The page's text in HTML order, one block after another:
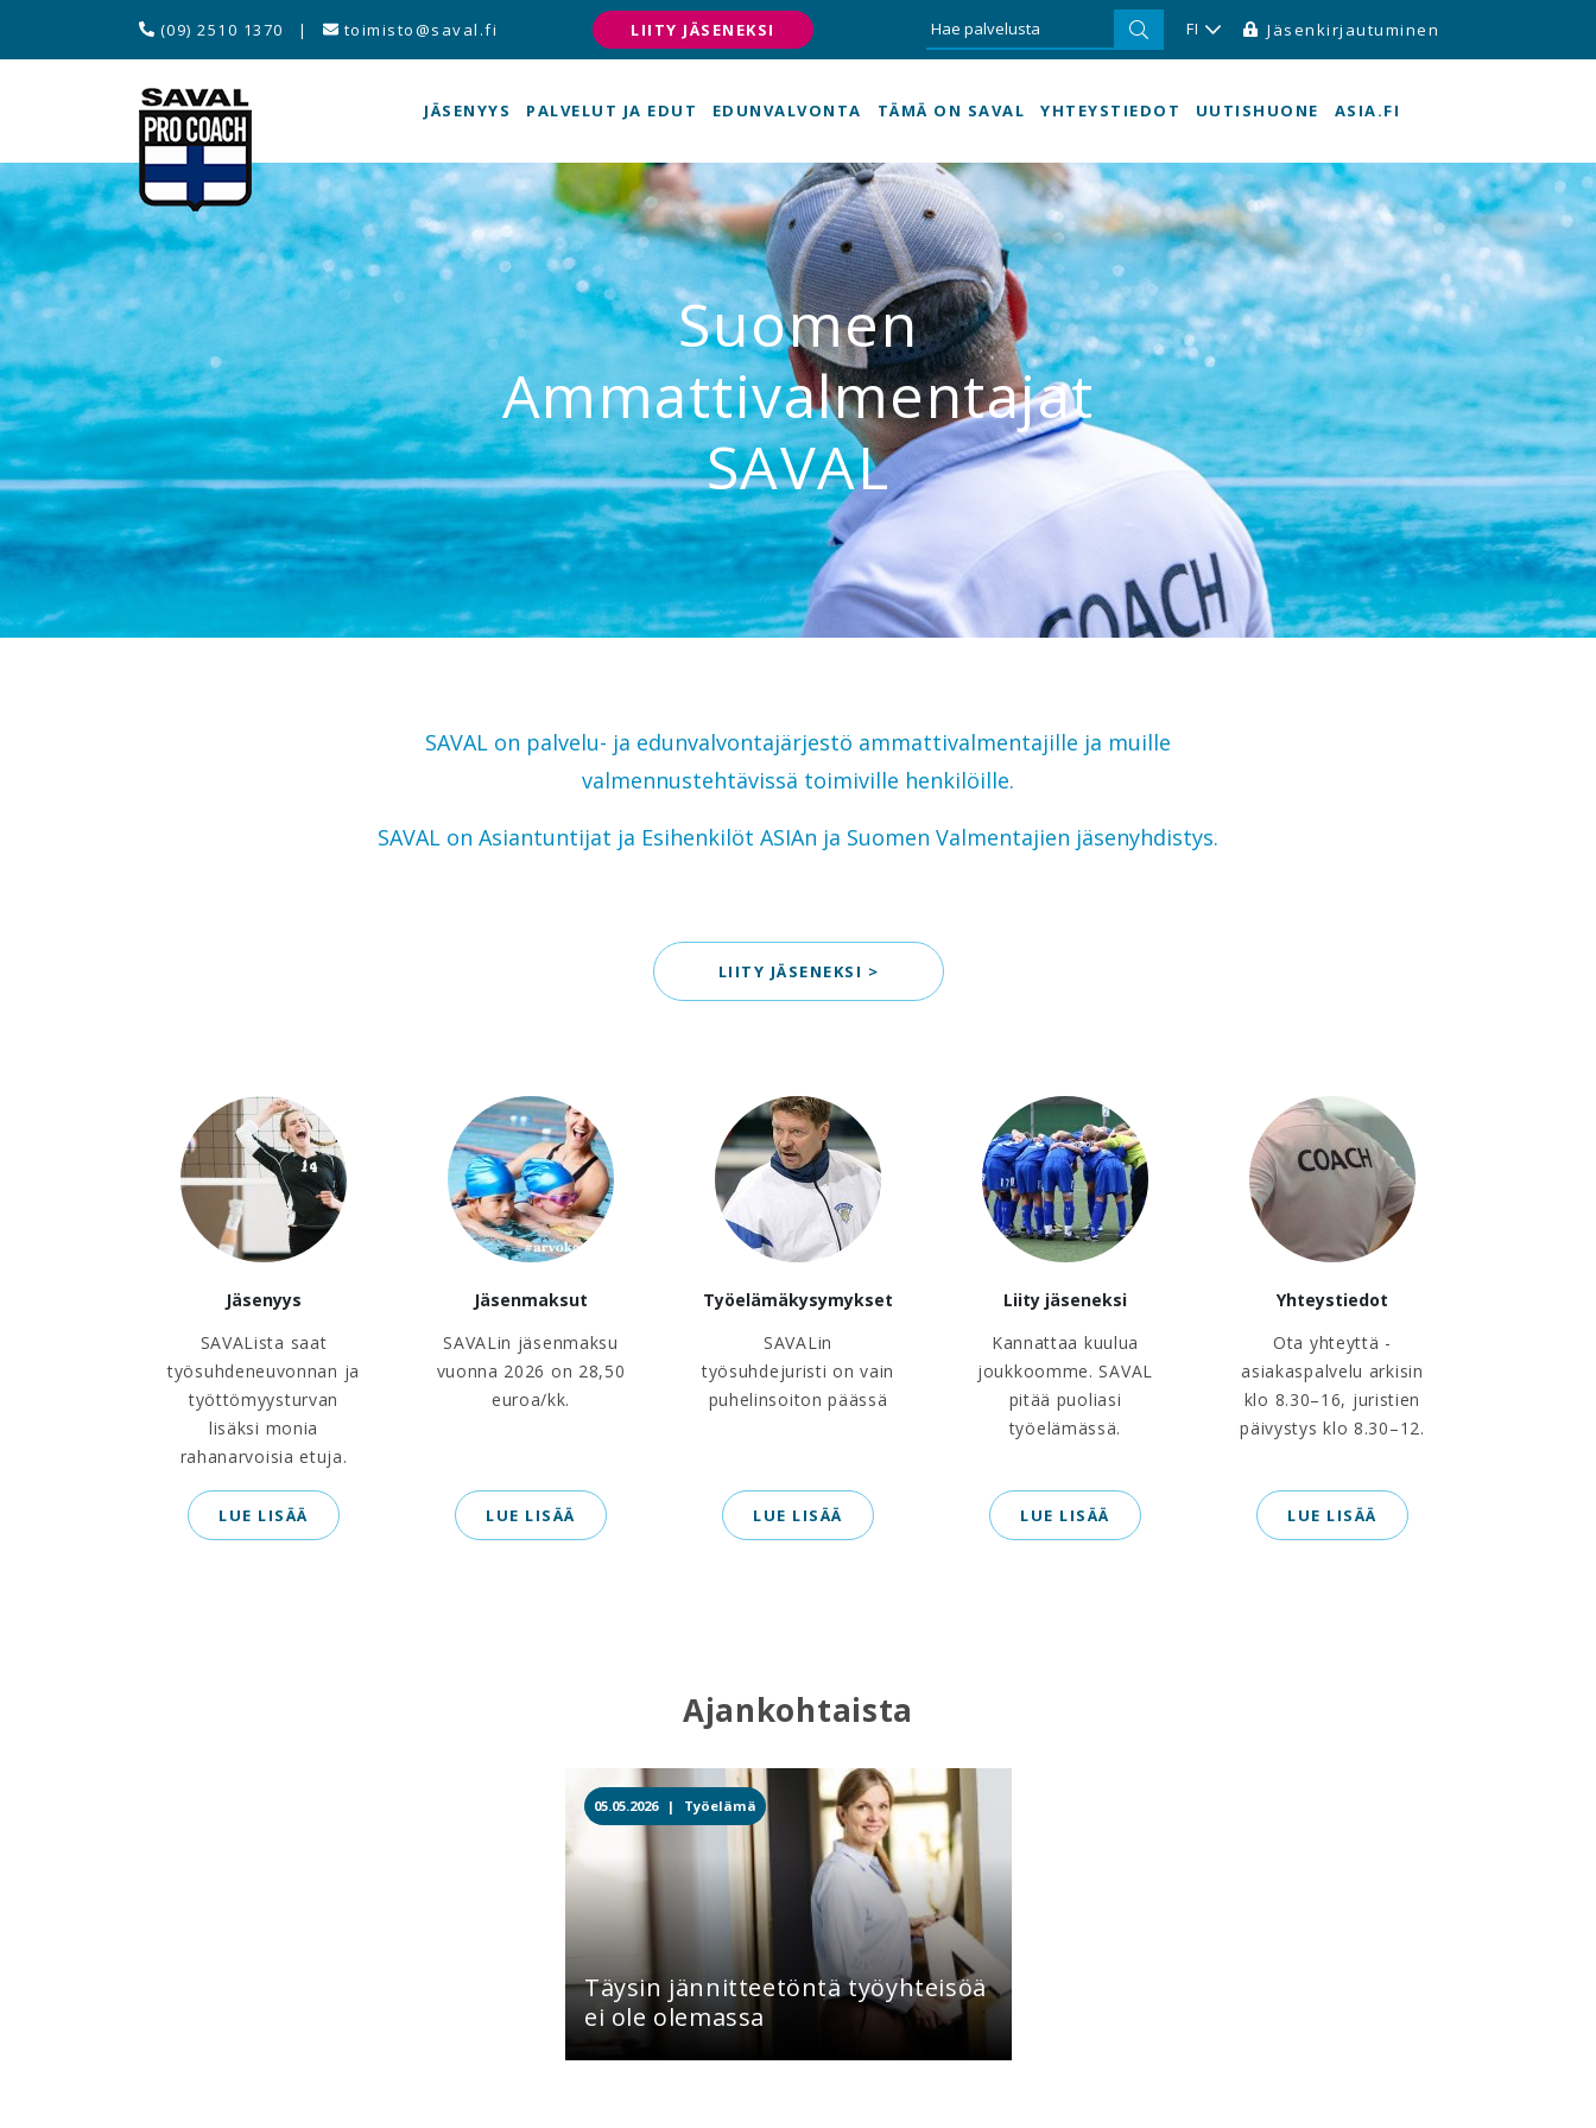
(09) 2510 1370 | toimisto@saval.fi LIITY JÄSENEKSI FI Jäsenkirjautuminen
JÄSENYYS PALVELUT JA EDUT EDUNVALVONTA TÄMÄ ON SAVAL YHTEYSTIEDOT UUTISHUONE ASIA.FI
Suomen
Ammattivalmentajat
SAVAL
SAVAL on palvelu- ja edunvalvontajärjestö ammattivalmentajille ja muille
valmennustehtävissä toimiville henkilöille.
SAVAL on Asiantuntijat ja Esihenkilöt ASIAn ja Suomen Valmentajien jäsenyhdistys.
LIITY JÄSENEKSI >
Jäsenyys
SAVALista saat
työsuhdeneuvonnan ja
työttömyysturvan
lisäksi monia
rahanarvoisia etuja.
LUE LISÄÄ
Jäsenmaksut
SAVALin jäsenmaksu
vuonna 2026 on 28,50
euroa/kk.
LUE LISÄÄ
Työelämäkysymykset
SAVALin
työsuhdejuristi on vain
puhelinsoiton päässä
LUE LISÄÄ
Liity jäseneksi
Kannattaa kuulua
joukkoomme. SAVAL
pitää puoliasi
työelämässä.
LUE LISÄÄ
Yhteystiedot
Ota yhteyttä -
asiakaspalvelu arkisin
klo 8.30–16, juristien
päivystys klo 8.30–12.
LUE LISÄÄ
Ajankohtaista
05.05.2026 | Työelämä
Täysin jännitteetöntä työyhteisöä
ei ole olemassa